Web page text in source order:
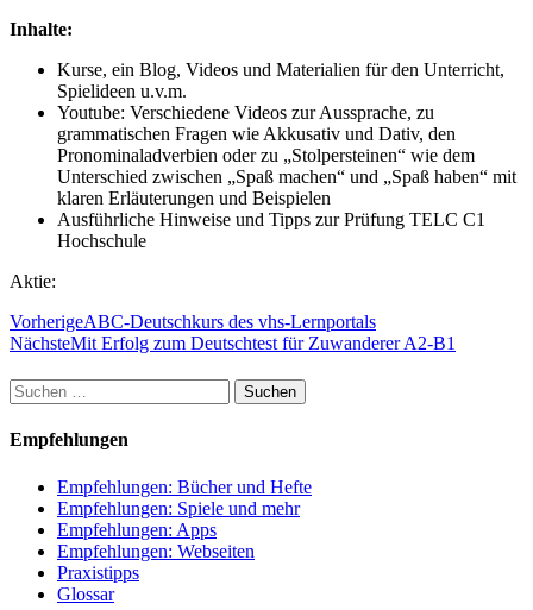
Inhalte:
Kurse, ein Blog, Videos und Materialien für den Unterricht,
Spielideen u.v.m.
Youtube: Verschiedene Videos zur Aussprache, zu
grammatischen Fragen wie Akkusativ und Dativ, den
Pronominaladverbien oder zu „Stolpersteinen“ wie dem
Unterschied zwischen „Spaß machen“ und „Spaß haben“ mit
klaren Erläuterungen und Beispielen
Ausführliche Hinweise und Tipps zur Prüfung TELC C1
Hochschule
Aktie:
VorherigeABC-Deutschkurs des vhs-Lernportals
NächsteMit Erfolg zum Deutschtest für Zuwanderer A2-B1
Suchen
nach:
Empfehlungen
Empfehlungen: Bücher und Hefte
Empfehlungen: Spiele und mehr
Empfehlungen: Apps
Empfehlungen: Webseiten
Praxistipps
Glossar